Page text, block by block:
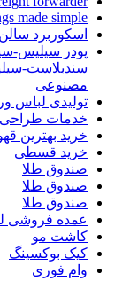
made simple
اسکوربرد
پودر سیلیس-
سندبلاست-
مصنوعی
تولیدی لباس
خدمات
خرید بهترین
خرید قسطی
صندوق طلا
صندوق طلا
صندوق طلا
عمده فروشی
کاشت مو
کیک بوکسینگ
وام فوری